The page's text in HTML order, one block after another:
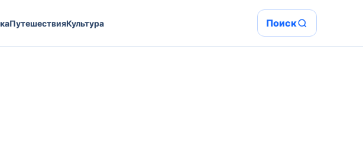
ПутешествияКультура Поиск